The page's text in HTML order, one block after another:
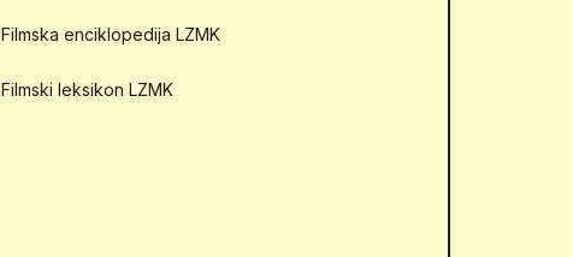
Filmska enciklopedija LZMK
Filmski leksikon LZMK